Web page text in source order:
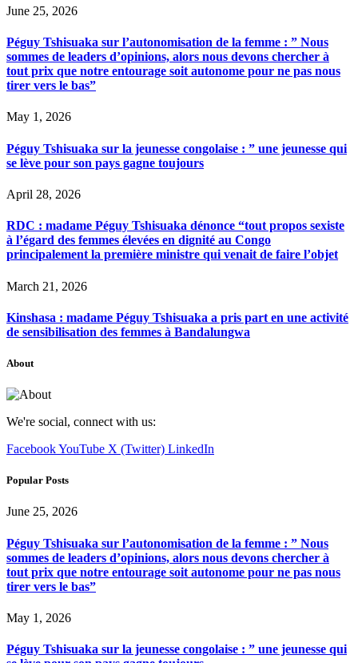
June 25, 2026
Péguy Tshisuaka sur l’autonomisation de la femme : ” Nous
sommes de leaders d’opinions, alors nous devons chercher à
tout prix que notre entourage soit autonome pour ne pas nous
tirer vers le bas”
May 1, 2026
Péguy Tshisuaka sur la jeunesse congolaise : ” une jeunesse qui
se lève pour son pays gagne toujours
April 28, 2026
RDC : madame Péguy Tshisuaka dénonce “tout propos sexiste
à l’égard des femmes élevées en dignité au Congo
principalement la première ministre qui venait de faire l’objet
March 21, 2026
Kinshasa : madame Péguy Tshisuaka a pris part en une activité
de sensibilisation des femmes à Bandalungwa
About
We're social, connect with us:
FacebookYouTube X (Twitter) LinkedIn
Popular Posts
June 25, 2026
Péguy Tshisuaka sur l’autonomisation de la femme : ” Nous
sommes de leaders d’opinions, alors nous devons chercher à
tout prix que notre entourage soit autonome pour ne pas nous
tirer vers le bas”
May 1, 2026
Péguy Tshisuaka sur la jeunesse congolaise : ” une jeunesse qui